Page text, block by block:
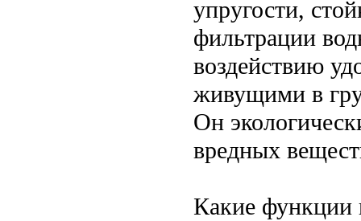
упругости,
фильтрации
воздействию
живущими в
Он
вредных
Какие функции